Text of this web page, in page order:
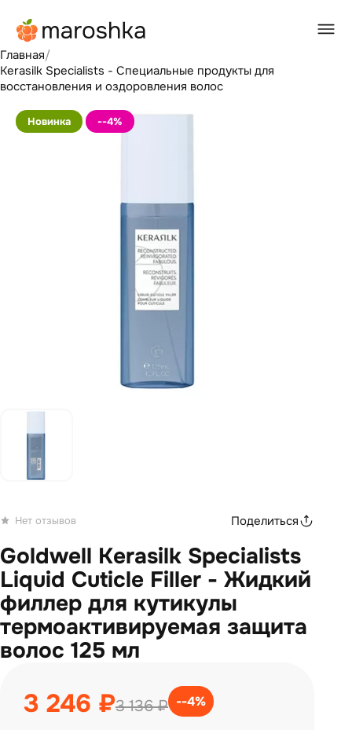
Главная/
Kerasilk Specialists - Специальные продукты для
восстановления и оздоровления волос
Новинка --4%
Нет отзывов Поделиться
Goldwell Kerasilk Specialists
Liquid Cuticle Filler - Жидкий
филлер для кутикулы
термоактивируемая защита
волос 125 мл
3 246 ₽3 136 ₽ --4%